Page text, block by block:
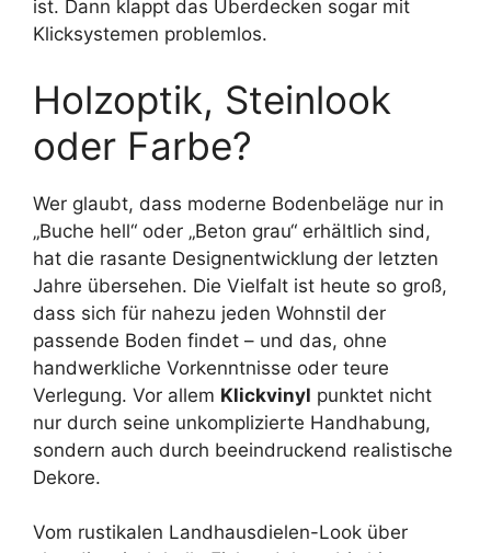
ist. Dann klappt das Überdecken sogar mit
Klicksystemen problemlos.
Holzoptik, Steinlook
oder Farbe?
Wer glaubt, dass moderne Bodenbeläge nur in
„Buche hell“ oder „Beton grau“ erhältlich sind,
hat die rasante Designentwicklung der letzten
Jahre übersehen. Die Vielfalt ist heute so groß,
dass sich für nahezu jeden Wohnstil der
passende Boden findet – und das, ohne
handwerkliche Vorkenntnisse oder teure
Verlegung. Vor allem Klickvinyl punktet nicht
nur durch seine unkomplizierte Handhabung,
sondern auch durch beeindruckend realistische
Dekore.
Vom rustikalen Landhausdielen-Look über